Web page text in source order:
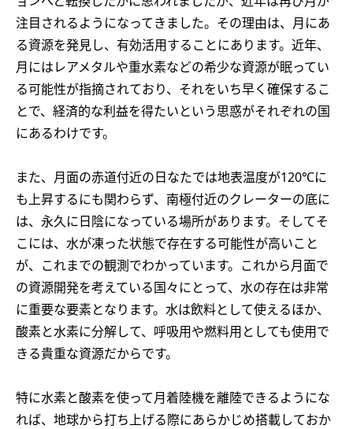
注目されるようになってきました。その理由は、月にあ
る資源を発見し、有効活用することにあります。近年、
月にはレアメタルや重水素などの希少な資源が眠ってい
る可能性が指摘されており、それをいち早く確保するこ
とで、経済的な利益を得たいという思惑がそれぞれの国
にあるわけです。
また、月面の赤道付近の日なたでは地表温度が120℃に
も上昇するにも関わらず、南極付近のクレーターの底に
は、永久に日陰になっている場所があります。そしてそ
こには、水が凍った状態で存在する可能性が高いこと
が、これまでの観測でわかっています。これから月面で
の資源開発を考えている国々にとって、水の存在は非常
に重要な要素となります。水は飲料として使えるほか、
酸素と水素に分解して、呼吸用や燃料用としても使用で
きる貴重な資源だからです。
特に水素と酸素を使って月着陸機を離陸できるようにな
れば、地球から打ち上げる際にあらかじめ搭載しておか